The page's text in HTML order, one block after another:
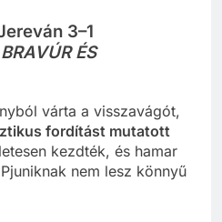
3–1
BRAVÚR ÉS
várta a visszavágót,
fordítást mutatott
kezdték, és hamar
nem lesz könnyű